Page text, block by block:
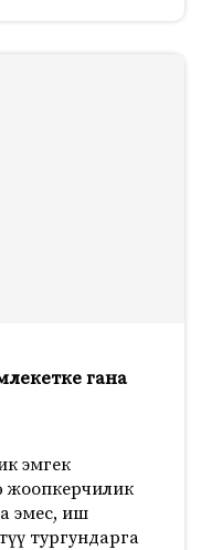
гана
эмгек
эмес, иш
тургундарга